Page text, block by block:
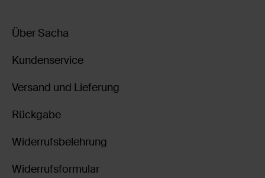
Über Sacha
Kundenservice
Versand und Lieferung
Rückgabe
Widerrufsbelehrung
Widerrufsformular